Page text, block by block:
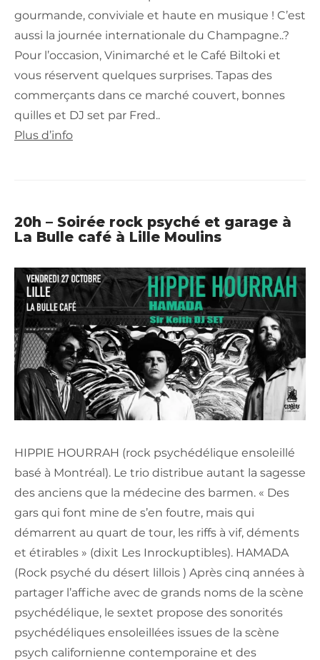
gourmande, conviviale et haute en musique ! C’est
aussi la journée internationale du Champagne..?
Pour l’occasion, Vinimarché et le Café Biltoki et
vous réservent quelques surprises. Tapas des
commerçants dans ce marché couvert, bonnes
quilles et DJ set par Fred..
Plus d’info
20h – Soirée rock psyché et garage à
La Bulle café à Lille Moulins
HIPPIE HOURRAH (rock psychédélique ensoleillé
basé à Montréal). Le trio distribue autant la sagesse
des anciens que la médecine des barmen. « Des
gars qui font mine de s’en foutre, mais qui
démarrent au quart de tour, les riffs à vif, déments
et étirables » (dixit Les Inrockuptibles). HAMADA
(Rock psyché du désert lillois ) Après cinq années à
partager l’affiche avec de grands noms de la scène
psychédélique, le sextet propose des sonorités
psychédéliques ensoleillées issues de la scène
psych californienne contemporaine et des